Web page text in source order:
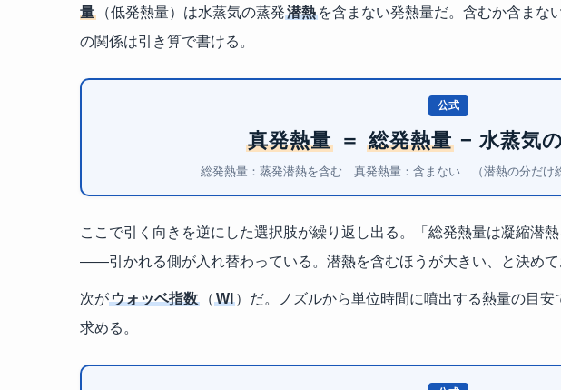
量
（低発熱量）は水蒸気の蒸発潜熱 を含まない発熱量だ。含むか含まな
の関係は引き算で書ける。
公式
真発熱量 ＝ 総発熱量 − 水蒸気
総発熱量：蒸発潜熱を含む 真発熱量：含まない （潜熱の分だけ
ここで引く向きを逆にした選択肢が繰り返し出る。「総発熱量は凝縮潜
——引かれる側が入れ替わっている。潜熱を含むほうが大きい、と決めて
次がウォッベ指数 （ WI ）だ。ノズルから単位時間に噴出する熱量の目
求める。